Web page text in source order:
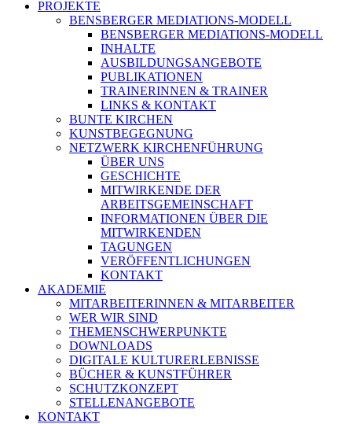
PROJEKTE
BENSBERGER MEDIATIONS-MODELL
BENSBERGER MEDIATIONS-MODELL
INHALTE
AUSBILDUNGSANGEBOTE
PUBLIKATIONEN
TRAINERINNEN & TRAINER
LINKS & KONTAKT
BUNTE KIRCHEN
KUNSTBEGEGNUNG
NETZWERK KIRCHENFÜHRUNG
ÜBER UNS
GESCHICHTE
MITWIRKENDE DER
ARBEITSGEMEINSCHAFT
INFORMATIONEN ÜBER DIE
MITWIRKENDEN
TAGUNGEN
VERÖFFENTLICHUNGEN
KONTAKT
AKADEMIE
MITARBEITERINNEN & MITARBEITER
WER WIR SIND
THEMENSCHWERPUNKTE
DOWNLOADS
DIGITALE KULTURERLEBNISSE
BÜCHER & KUNSTFÜHRER
SCHUTZKONZEPT
STELLENANGEBOTE
KONTAKT